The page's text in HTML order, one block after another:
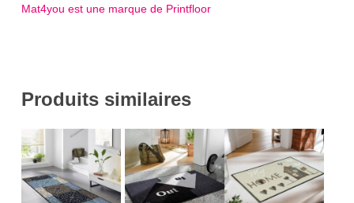
Mat4you est une marque de Printfloor
Produits similaires